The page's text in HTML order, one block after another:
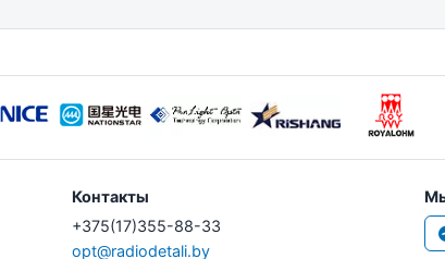
Контакты
+375(17)355-88-33
opt@radiodetali.by